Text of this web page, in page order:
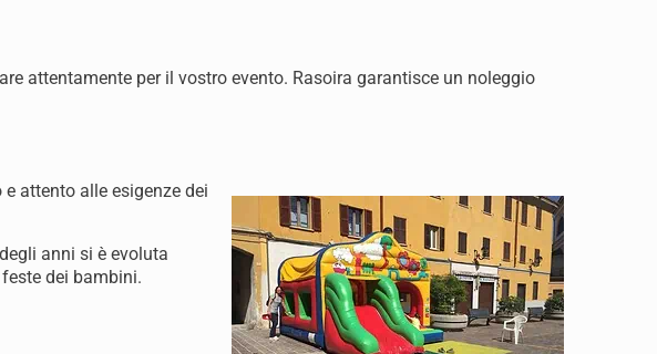
attentamente per il vostro evento. Rasoira garantisce un noleggio
attento alle esigenze dei
anni si è evoluta
dei bambini.